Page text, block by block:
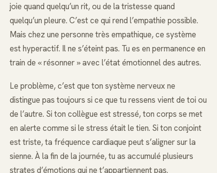
joie quand quelqu’un rit, ou de la tristesse quand
quelqu’un pleure. C’est ce qui rend l’empathie possible.
Mais chez une personne très empathique, ce système
est hyperactif. Il ne s’éteint pas. Tu es en permanence en
train de « résonner » avec l’état émotionnel des autres.
Le problème, c’est que ton système nerveux ne
distingue pas toujours si ce que tu ressens vient de toi ou
de l’autre. Si ton collègue est stressé, ton corps se met
en alerte comme si le stress était le tien. Si ton conjoint
est triste, ta fréquence cardiaque peut s’aligner sur la
sienne. À la fin de la journée, tu as accumulé plusieurs
strates d’émotions qui ne t’appartiennent pas.